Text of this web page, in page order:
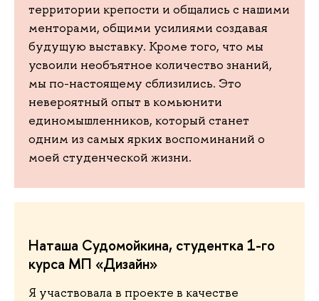
территории крепости и общались с нашими
менторами, общими усилиями создавая
будущую выставку. Кроме того, что мы
усвоили необъятное количество знаний,
мы по-настоящему сблизились. Это
невероятный опыт в комьюнити
единомышленников, который станет
одним из самых ярких воспоминаний о
моей студенческой жизни.
Наташа Судомойкина, студентка 1-го
курса МП «Дизайн»
Я участвовала в проекте в качестве